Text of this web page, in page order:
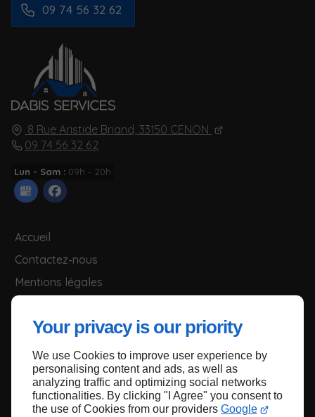
Your privacy is our priority
We use Cookies to improve user experience by
personalising content and ads, as well as
analyzing traffic and optimizing social networks
functionalities. By clicking "I Agree" you consent to
the use of Cookies from our providers Google
8 Rue Aristide Briand, 33150 CENON
09 74 56 32 62
Lun - Sam : 09h - 20h
Accueil
Contactez-nous
Mentions légales
09 74 56 32 62
Haut de page